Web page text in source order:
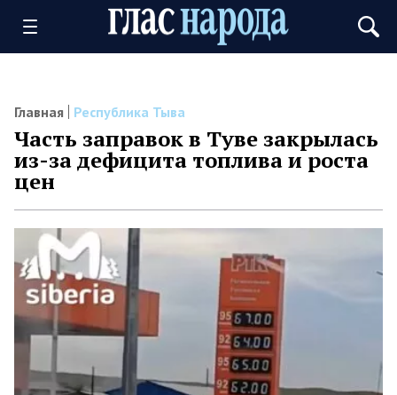
Главная Республика Тыва
Часть заправок в Туве закрылась
из-за дефицита топлива и роста
цен